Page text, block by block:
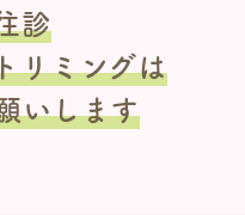
診
リミングは
いします